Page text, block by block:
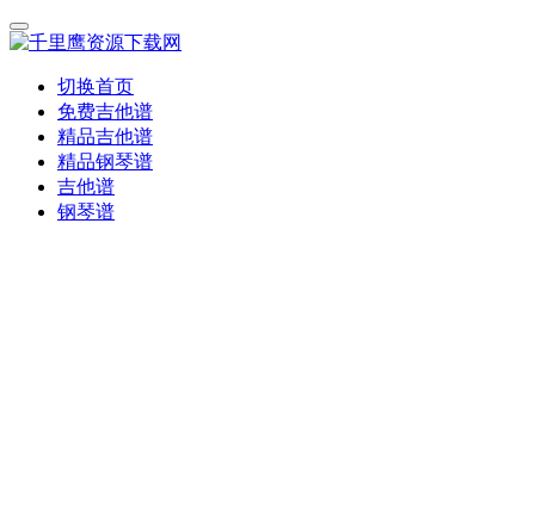
切换首页
免费吉他谱
精品吉他谱
精品钢琴谱
吉他谱
钢琴谱